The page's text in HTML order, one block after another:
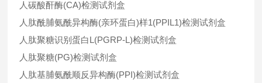
人碳酸酐酶(CA)检测试剂盒
人肽酰脯氨酰异构酶(亲环蛋白)样1(PPIL1)检测试剂盒
人肽聚糖识别蛋白L(PGRP-L)检测试剂盒
人肽聚糖(PG)检测试剂盒
人肽基脯氨酰顺反异构酶(PPI)检测试剂盒